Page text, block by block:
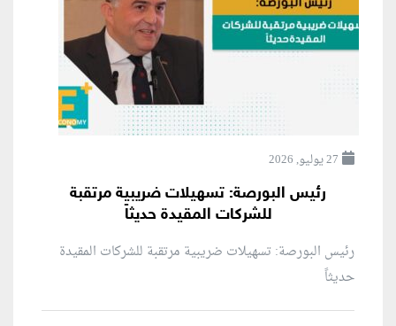
27 يوليو, 2026
رئيس البورصة: تسهيلات ضريبية مرتقبة
للشركات المقيدة حديثاً
رئيس البورصة: تسهيلات ضريبية مرتقبة للشركات المقيدة
حديثاً